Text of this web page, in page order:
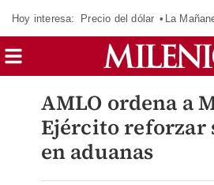
Hoy interesa: Precio del dólar La
AMLO ordena a
Ejército reforzar
en aduanas